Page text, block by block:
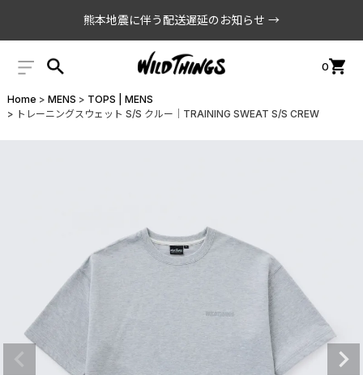
熊本地震に伴う配送遅延のお知らせ →
0
Home MENS
TOPS | MENS
トレーニングスウェット S/S クルー│TRAINING SWEAT S/S CREW